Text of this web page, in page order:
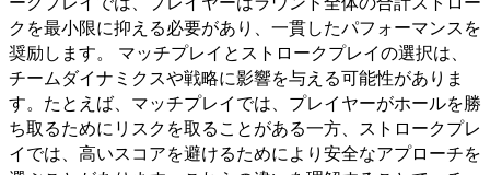
クを最小限に抑える必要があり、一貫したパフォーマンスを
奨励します。 マッチプレイとストロークプレイの選択は、
チームダイナミクスや戦略に影響を与える可能性がありま
す。たとえば、マッチプレイでは、プレイヤーがホールを勝
ち取るためにリスクを取ることがある一方、ストロークプレ
イでは、高いスコアを避けるためにより安全なアプローチを